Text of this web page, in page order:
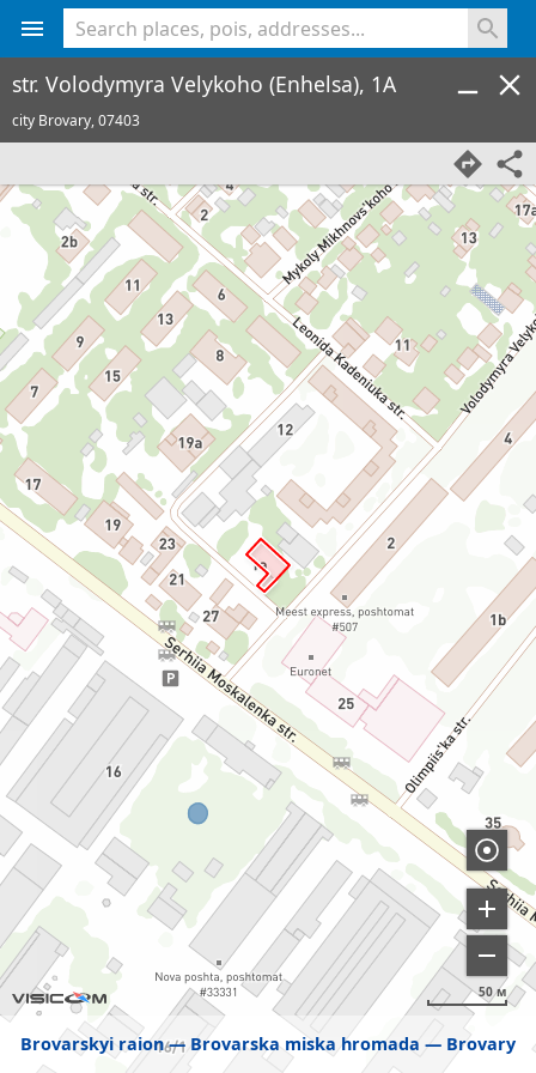
Brovarskyi raion Brovarska miska hromada Brovary
50 м
str. Volodymyra Velykoho (Enhelsa), 1A
city Brovary,07403
<% console.log(hcard) %>